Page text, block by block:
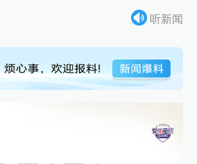
听新闻